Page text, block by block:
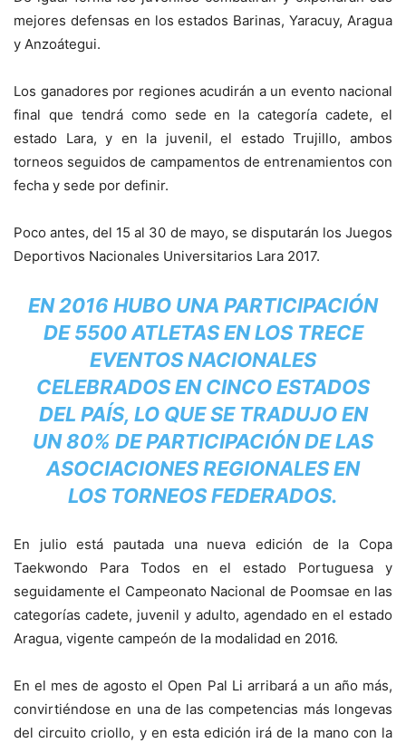
mejores defensas en los estados Barinas, Yaracuy, Aragua
y Anzoátegui.
Los ganadores por regiones acudirán a un evento nacional
final que tendrá como sede en la categoría cadete, el
estado Lara, y en la juvenil, el estado Trujillo, ambos
torneos seguidos de campamentos de entrenamientos con
fecha y sede por definir.
Poco antes, del 15 al 30 de mayo, se disputarán los Juegos
Deportivos Nacionales Universitarios Lara 2017.
EN 2016 HUBO UNA PARTICIPACIÓN
DE 5500 ATLETAS EN LOS TRECE
EVENTOS NACIONALES
CELEBRADOS EN CINCO ESTADOS
DEL PAÍS, LO QUE SE TRADUJO EN
UN 80% DE PARTICIPACIÓN DE LAS
ASOCIACIONES REGIONALES EN
LOS TORNEOS FEDERADOS.
En julio está pautada una nueva edición de la Copa
Taekwondo Para Todos en el estado Portuguesa y
seguidamente el Campeonato Nacional de Poomsae en las
categorías cadete, juvenil y adulto, agendado en el estado
Aragua, vigente campeón de la modalidad en 2016.
En el mes de agosto el Open Pal Li arribará a un año más,
convirtiéndose en una de las competencias más longevas
del circuito criollo, y en esta edición irá de la mano con la